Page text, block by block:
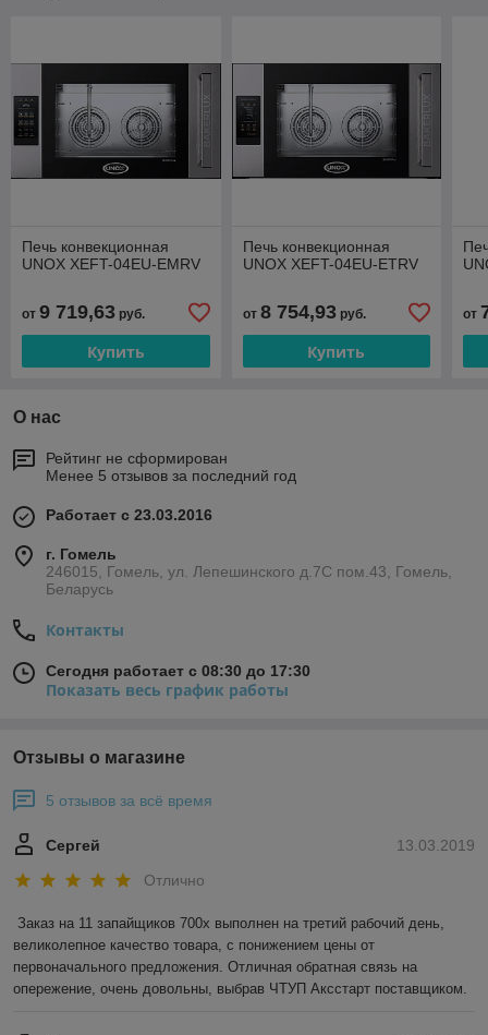
Печь конвекционная
UNOX XEFT-04EU-EMRV
от 9 719,63 руб.
Купить
Печь конвекционная
UNOX XEFT-04EU-ETRV
от 8 754,93руб.
Купить
от
О нас
Рейтинг не сформирован
Менее 5 отзывов за последний год
Работает с 23.03.2016
г. Гомель
246015, Гомель, ул. Лепешинского д.7С пом.43, Гомель,
Беларусь
Контакты
Сегодня работает с 08:30 до 17:30
Показать весь график работы
Отзывы о магазине
5 отзывов за всё время
13.03.2019
Сергей
Отлично
Заказ на 11 запайщиков 700х выполнен на третий рабочий день,
великолепное качество товара, с понижением цены от
первоначального предложения. Отличная обратная связь на
опережение, очень довольны, выбрав ЧТУП Аксстарт поставщиком.